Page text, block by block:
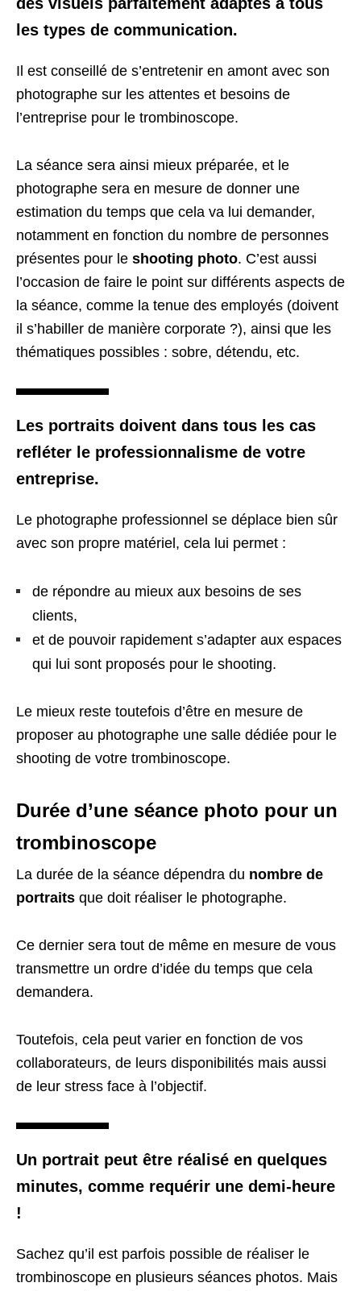
les types de communication.
Il est conseillé de s’entretenir en amont avec son
photographe sur les attentes et besoins de
l’entreprise pour le trombinoscope.
La séance sera ainsi mieux préparée, et le
photographe sera en mesure de donner une
estimation du temps que cela va lui demander,
notamment en fonction du nombre de personnes
présentes pour le shooting photo. C’est aussi
l’occasion de faire le point sur différents aspects de
la séance, comme la tenue des employés (doivent
il s’habiller de manière corporate ?), ainsi que les
thématiques possibles : sobre, détendu, etc.
Les portraits doivent dans tous les cas
refléter le professionnalisme de votre
entreprise.
Le photographe professionnel se déplace bien sûr
avec son propre matériel, cela lui permet :
de répondre au mieux aux besoins de ses
clients,
et de pouvoir rapidement s’adapter aux espaces
qui lui sont proposés pour le shooting.
Le mieux reste toutefois d’être en mesure de
proposer au photographe une salle dédiée pour le
shooting de votre trombinoscope.
Durée d’une séance photo pour un
trombinoscope
La durée de la séance dépendra du nombre de
portraits que doit réaliser le photographe.
Ce dernier sera tout de même en mesure de vous
transmettre un ordre d’idée du temps que cela
demandera.
Toutefois, cela peut varier en fonction de vos
collaborateurs, de leurs disponibilités mais aussi
de leur stress face à l’objectif.
Un portrait peut être réalisé en quelques
minutes, comme requérir une demi-heure
!
Sachez qu’il est parfois possible de réaliser le
trombinoscope en plusieurs séances photos. Mais